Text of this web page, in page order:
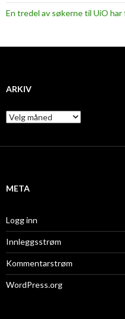
En tredel av søkerne til UiO
ARKIV
A
r
i
META
Logg inn
Innleggsstrøm
Kommentarstrøm
WordPress.org